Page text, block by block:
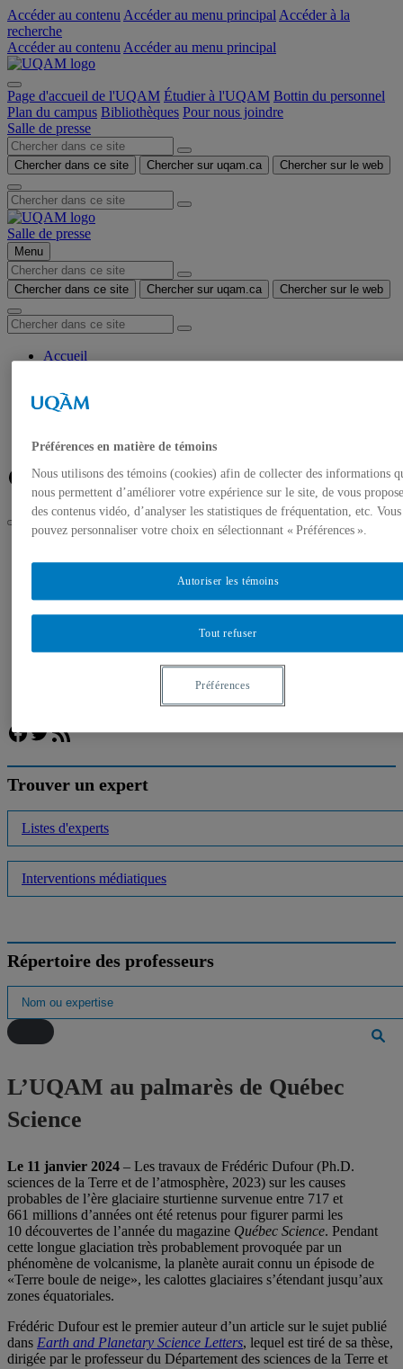
Accéder au contenu Accéder au menu principal Accéder à la
recherche
Accéder au contenu Accéder au menu principal
Page d'accueil de l'UQAM Étudier à l'UQAM Bottin du personnel
Plan du campus Bibliothèques Pour nous joindre
Salle de presse
Chercher dans ce site Chercher sur uqam.ca Chercher sur le web
Salle de presse
Menu
Chercher dans ce site Chercher sur uqam.ca Chercher sur le web
Accueil
Banque de photos
Facebook
Twitter
Flux RSS
Salle de presse
L’UQAM au palmarès de Québec Science
Accueil
Facebook
Twitter
Flux RSS
Trouver un expert
Listes d'experts
Interventions médiatiques
Répertoire des professeurs
L’UQAM au palmarès de Québec
Science
Le 11 janvier 2024 – Les travaux de Frédéric Dufour (Ph.D.
sciences de la Terre et de l’atmosphère, 2023) sur les causes
probables de l’ère glaciaire sturtienne survenue entre 717 et
661 millions d’années ont été retenus pour figurer parmi les
10 découvertes de l’année du magazine Québec Science. Pendant
cette longue glaciation très probablement provoquée par un
phénomène de volcanisme, la planète aurait connu un épisode de
«Terre boule de neige», les calottes glaciaires s’étendant jusqu’aux
zones équatoriales.
Frédéric Dufour est le premier auteur d’un article sur le sujet publié
dans Earth and Planetary Science Letters, lequel est tiré de sa thèse,
dirigée par le professeur du Département des sciences de la Terre et
Préférences en matière de témoins
Nous utilisons des témoins (cookies) afin de collecter des informations
nous permettent d’améliorer votre expérience sur le site, de vous
des contenus vidéo, d’analyser les statistiques de fréquentation, etc. Vous
pouvez personnaliser votre choix en sélectionnant « Préférences ».
Tout refuser
Autoriser les témoins
Préférences